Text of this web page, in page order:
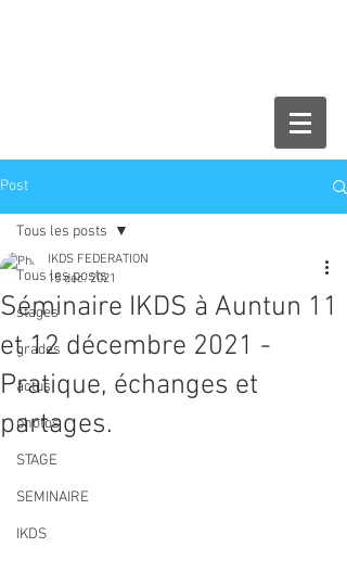
Post
Tous les posts
stages
grades
actus
photos
STAGE
SEMINAIRE
IKDS
Tous les posts
Séminaire IKDS à Auntun 11
et 12 décembre 2021 -
Pratique, échanges et
partages.
IKDS FEDERATION
15 déc. 2021